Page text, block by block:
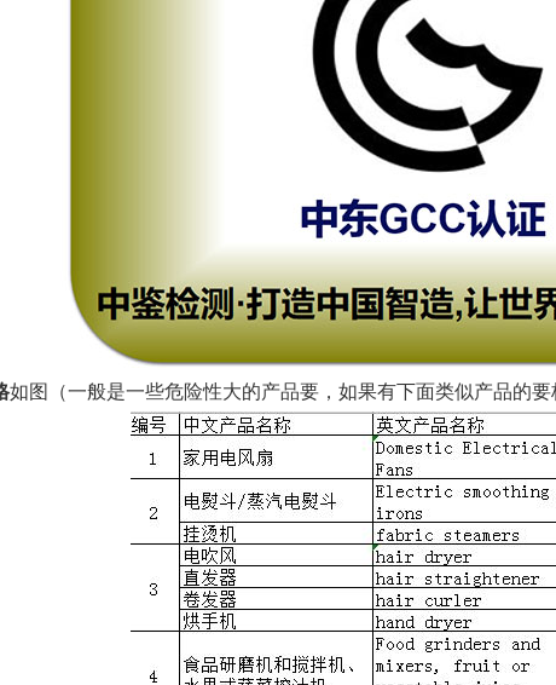
如图（一般是一些危险性大的产品要，如果有下面类似产品的要